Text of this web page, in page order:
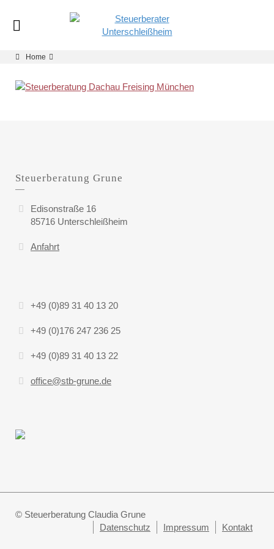
Home
Steuerberatung Grune
Edisonstraße 16
85716 Unterschleißheim
Anfahrt
+49 (0)89 31 40 13 20
+49 (0)176 247 236 25
+49 (0)89 31 40 13 22
office@stb-grune.de
© Steuerberatung Claudia Grune
Datenschutz
Impressum Kontakt